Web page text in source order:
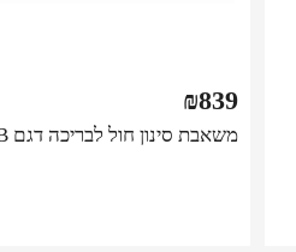
משאבת סינון חול לבריכה דגם 58515B מבית BESTWAY
₪839